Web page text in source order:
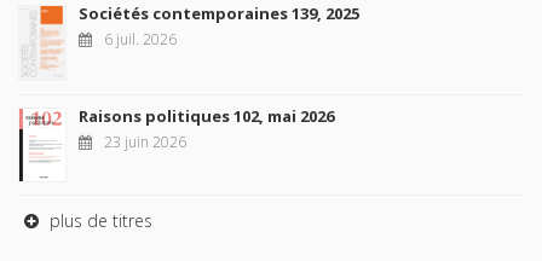
Sociétés contemporaines 139, 2025
6 juil. 2026
Raisons politiques 102, mai 2026
23 juin 2026
plus de titres